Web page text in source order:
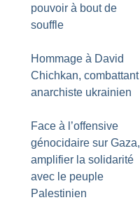
pouvoir à bout de
souffle
Hommage à David
Chichkan, combattant
anarchiste ukrainien
Face à l’offensive
génocidaire sur Gaza,
amplifier la solidarité
avec le peuple
Palestinien